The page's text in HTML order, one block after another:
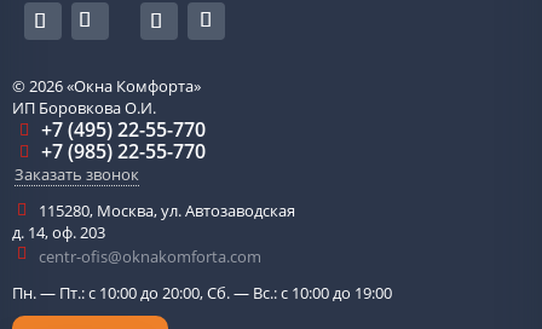
© 2026«Окна Комфорта»
ИП Боровкова О.И.
+7 (495) 22-55-770
+7 (985) 22-55-770
Заказать звонок
115280, Москва,ул. Автозаводская
д. 14, оф. 203
centr-ofis@oknakomforta.com
Пн. — Пт.: с 10:00 до 20:00, Сб. — Вс.: с 10:00 до 19:00